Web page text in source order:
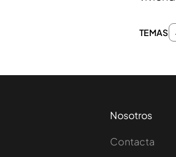
TEMAS
Nosotros
Contacta